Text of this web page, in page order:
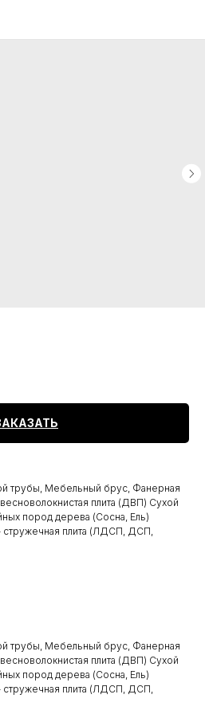
трубы, Мебельный брус, Фанерная
плита (ДВП) Сухой
пород дерева (Сосна, Ель)
стружечная плита (ЛДСП, ДСП,
трубы, Мебельный брус, Фанерная
плита (ДВП) Сухой
пород дерева (Сосна, Ель)
стружечная плита (ЛДСП, ДСП,